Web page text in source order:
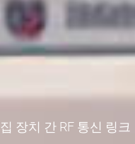
장치 간 RF 통신 링크